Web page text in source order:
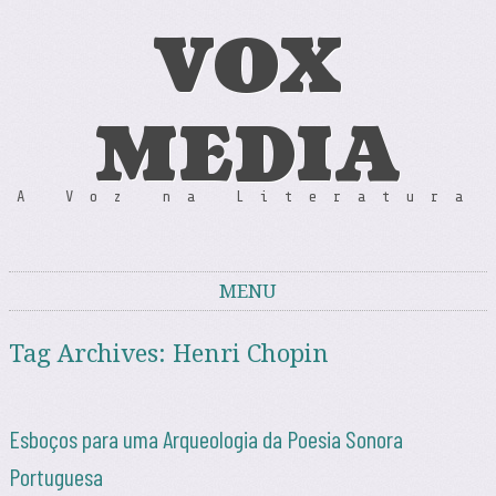
VOX
MEDIA
A Voz na Literatura
MENU
Tag Archives: Henri Chopin
Esboços para uma Arqueologia da Poesia Sonora
Portuguesa